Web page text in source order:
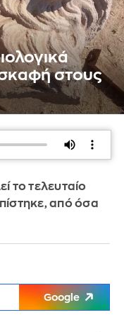
στους
το τελευταίο
από όσα
Google